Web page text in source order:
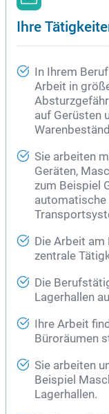
Ihre
In Ihrem
Arbeit in
auf Gerüsten
Sie arbeiten
Geräten,
zum Beispiel
automatische
Die Arbeit
zentrale
Die
Lagerhallen
Ihre Arbeit
Büroräumen
Sie arbeiten
Beispiel
Lagerhallen.